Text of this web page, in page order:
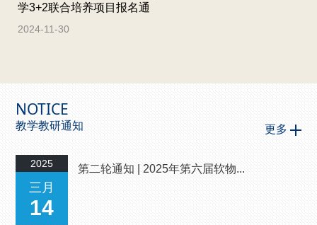
学3+2联合培养项目报名通
知
2024-11-30
NOTICE
更多
教学教研通知
2025
三月
14
第二轮通知 | 2025年第六届软物...